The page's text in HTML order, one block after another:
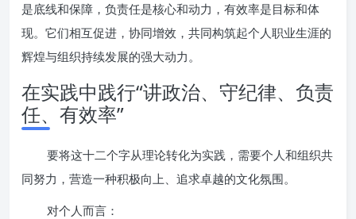
是底线和保障，负责任是核心和动力，有效率是目标和体
现。它们相互促进，协同增效，共同构筑起个人职业生涯的
辉煌与组织持续发展的强大动力。
在实践中践行“讲政治、守纪律、负责
任、有效率”
要将这十二个字从理论转化为实践，需要个人和组织共
同努力，营造一种积极向上、追求卓越的文化氛围。
对个人而言：